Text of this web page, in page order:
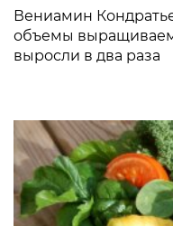
Вениамин
объемы
выросли в два раза